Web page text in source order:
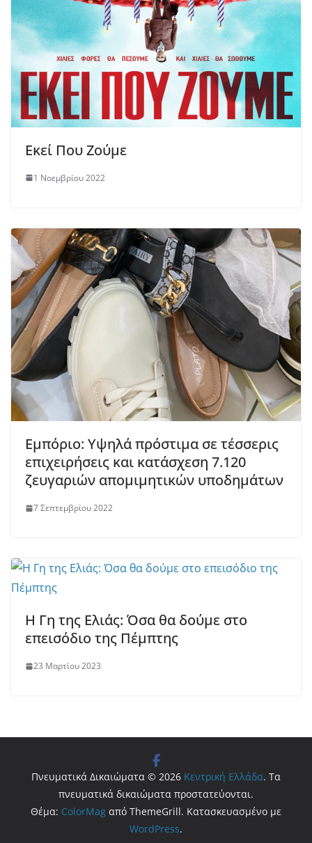
Εκεί Που Ζούμε
1 Νοεμβρίου 2022
Εμπόριο: Υψηλά πρόστιμα σε τέσσερις
επιχειρήσεις και κατάσχεση 7.120
ζευγαριών απομιμητικών υποδημάτων
7 Σεπτεμβρίου 2022
Η Γη της Ελιάς: Όσα θα δούμε στο
επεισόδιο της Πέμπτης
23 Μαρτίου 2023
Πνευματικά Δικαιώματα © 2026 Κεντρική Ελλάδα. Τα
πνευματικά δικαιώματα προστατεύονται.
Θέμα: ColorMag από ThemeGrill. Κατασκευασμένο με
WordPress.